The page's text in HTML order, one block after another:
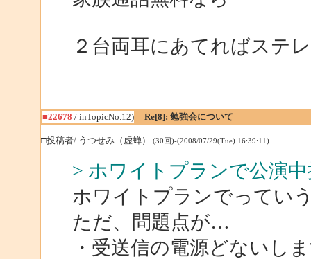
２台両耳にあてればステ
■22678 / inTopicNo.12) Re[8]: 勉強会について
□投稿者/ うつせみ（虚蝉） (30回)-(2008/07/29(Tue) 16:39:11)
> ホワイトプランで公演
ホワイトプランでってい
ただ、問題点が…
・受送信の電源どないし